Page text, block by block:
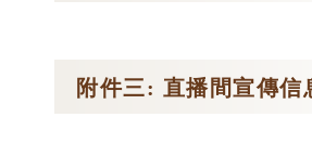
附件三: 直播間宣傳信